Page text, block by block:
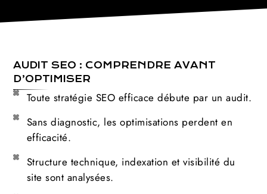
AUDIT SEO : COMPRENDRE AVANT
D’OPTIMISER
Toute stratégie SEO efficace débute par un audit.
Sans diagnostic, les optimisations perdent en
efficacité.
Structure technique, indexation et visibilité du
site sont analysées.